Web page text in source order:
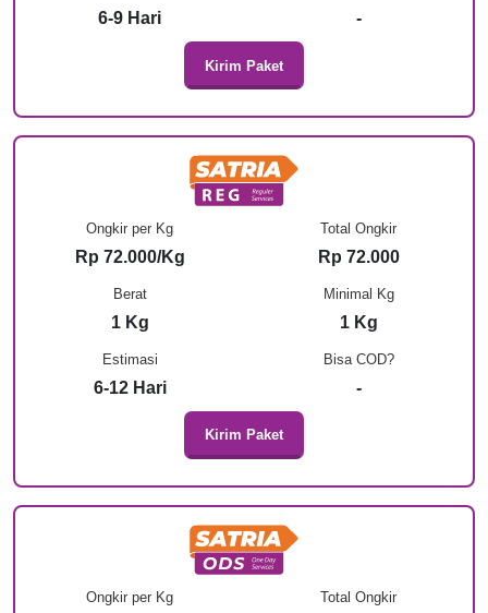
-
6-9 Hari
Kirim Paket
Bisa COD?
-
Ongkir per Kg
Rp 72.000/Kg
Total Ongkir
Rp 72.000
Berat
1 Kg
Minimal Kg
1 Kg
Estimasi
6-12 Hari
Kirim Paket
Ongkir per Kg Total Ongkir